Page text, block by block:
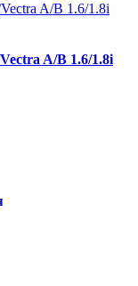
A/B 1.6/1.8i